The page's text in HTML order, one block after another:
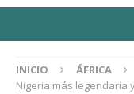
INICIO ÁFRICA
Nigeria más legendaria